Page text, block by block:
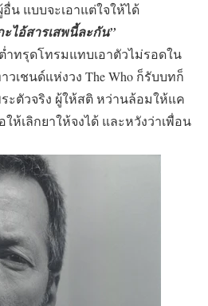
น แบบจะเอาแต่ใจให้ได้
ไอ้สารเสพนี้ละกัน”
ทรุดโทรมแทบเอาตัวไม่รอดใน
วเชนด์แห่งวง The Who ก็รับบทก็
ะตัวจริง ผู้ให้สติ หว่านล้อมให้แค
ห้เลิกยาให้จงได้ และหวังว่าเพื่อน